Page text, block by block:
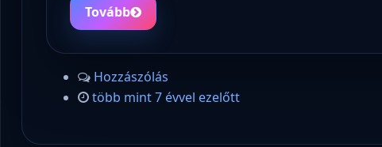
Tovább
Hozzászólás
több mint 7 évvel ezelőtt